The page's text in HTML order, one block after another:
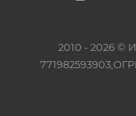
2010 - 2026